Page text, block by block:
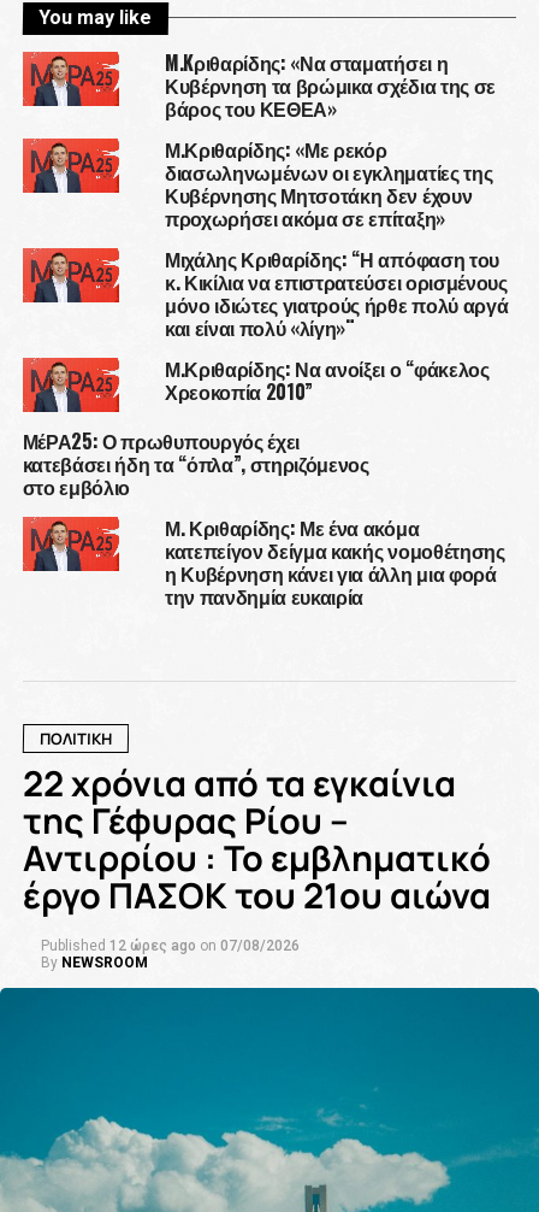
You may like
M.Kριθαρίδης: «Να σταματήσει η
Κυβέρνηση τα βρώμικα σχέδια της σε
βάρος του ΚΕΘΕΑ»
Μ.Κριθαρίδης: «Με ρεκόρ
διασωληνωμένων οι εγκληματίες της
Κυβέρνησης Μητσοτάκη δεν έχουν
προχωρήσει ακόμα σε επίταξη»
Μιχάλης Κριθαρίδης: “Η απόφαση του
κ. Κικίλια να επιστρατεύσει ορισμένους
μόνο ιδιώτες γιατρούς ήρθε πολύ αργά
και είναι πολύ «λίγη»¨
Μ.Κριθαρίδης: Να ανοίξει ο “φάκελος
Χρεοκοπία 2010”
ΜέΡΑ25: Ο πρωθυπουργός έχει
κατεβάσει ήδη τα “όπλα”, στηριζόμενος
στο εμβόλιο
Μ. Κριθαρίδης: Με ένα ακόμα
κατεπείγον δείγμα κακής νομοθέτησης
η Κυβέρνηση κάνει για άλλη μια φορά
την πανδημία ευκαιρία
ΠΟΛΙΤΙΚΗ
22 χρόνια από τα εγκαίνια
της Γέφυρας Ρίου –
Αντιρρίου : Το εμβληματικό
έργο ΠΑΣΟΚ του 21ου αιώνα
Published 12 ώρες ago on 07/08/2026
By NEWSROOM